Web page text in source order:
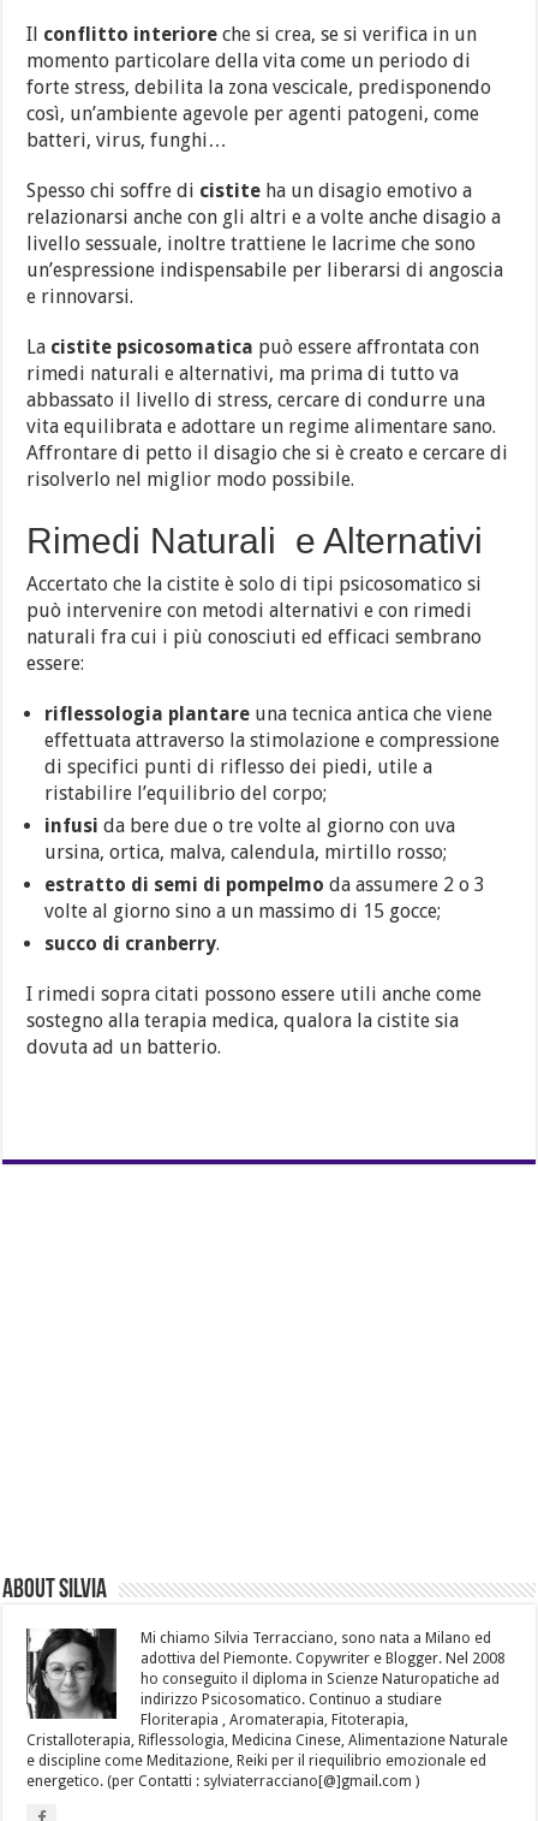
Il conflitto interiore che si crea, se si verifica in un
momento particolare della vita come un periodo di
forte stress, debilita la zona vescicale, predisponendo
così, un’ambiente agevole per agenti patogeni, come
batteri, virus, funghi…
Spesso chi soffre di cistite ha un disagio emotivo a
relazionarsi anche con gli altri e a volte anche disagio a
livello sessuale, inoltre trattiene le lacrime che sono
un’espressione indispensabile per liberarsi di angoscia
e rinnovarsi.
La cistite psicosomatica può essere affrontata con
rimedi naturali e alternativi, ma prima di tutto va
abbassato il livello di stress, cercare di condurre una
vita equilibrata e adottare un regime alimentare sano.
Affrontare di petto il disagio che si è creato e cercare di
risolverlo nel miglior modo possibile.
Rimedi Naturali e Alternativi
Accertato che la cistite è solo di tipi psicosomatico si
può intervenire con metodi alternativi e con rimedi
naturali fra cui i più conosciuti ed efficaci sembrano
essere:
riflessologia plantare una tecnica antica che viene
effettuata attraverso la stimolazione e compressione
di specifici punti di riflesso dei piedi, utile a
ristabilire l’equilibrio del corpo;
infusi da bere due o tre volte al giorno con uva
ursina, ortica, malva, calendula, mirtillo rosso;
estratto di semi di pompelmo da assumere 2 o 3
volte al giorno sino a un massimo di 15 gocce;
succo di cranberry.
I rimedi sopra citati possono essere utili anche come
sostegno alla terapia medica, qualora la cistite sia
dovuta ad un batterio.
About Silvia
Mi chiamo Silvia Terracciano, sono nata a Milano ed
adottiva del Piemonte. Copywriter e Blogger. Nel 2008
ho conseguito il diploma in Scienze Naturopatiche ad
indirizzo Psicosomatico. Continuo a studiare
Floriterapia , Aromaterapia, Fitoterapia,
Cristalloterapia, Riflessologia, Medicina Cinese, Alimentazione Naturale
e discipline come Meditazione, Reiki per il riequilibrio emozionale ed
energetico. (per Contatti : sylviaterracciano[@]gmail.com )